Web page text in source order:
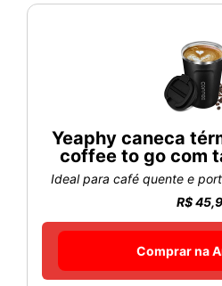
Yeaphy caneca
coffee to go com
Ideal para café quente e
R$ 45,9
Comprar na